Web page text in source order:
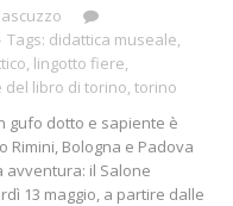
Tags: didattica museale,
, lingotto fiere,
libro di torino, torino
gufo dotto e sapiente è
Rimini, Bologna e Padova
il Salone
13 maggio, a partire dalle